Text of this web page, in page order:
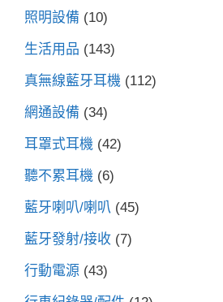
照明設備 (10)
生活用品 (143)
真無線藍牙耳機 (112)
網通設備 (34)
耳罩式耳機 (42)
聽不累耳機 (6)
藍牙喇叭/喇叭 (45)
藍牙發射/接收 (7)
行動電源 (43)